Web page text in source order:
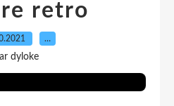
retro
…
dyloke